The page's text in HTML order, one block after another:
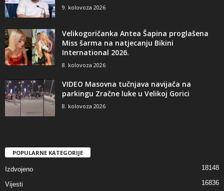
9. kolovoza 2026
Velikogoričanka Antea Šapina proglašena
Miss šarma na natjecanju Bikini
International 2026.
8. kolovoza 2026
VIDEO Masovna tučnjava navijača na
parkingu Zračne luke u Velikoj Gorici
8. kolovoza 2026
POPULARNE KATEGORIJE
Izdvojeno 18148
Vijesti 16836